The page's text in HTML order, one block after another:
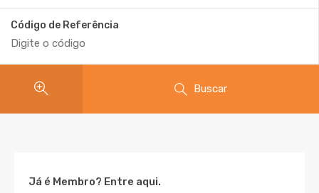
Código de Referência
Buscar
Já é Membro? Entre aqui.